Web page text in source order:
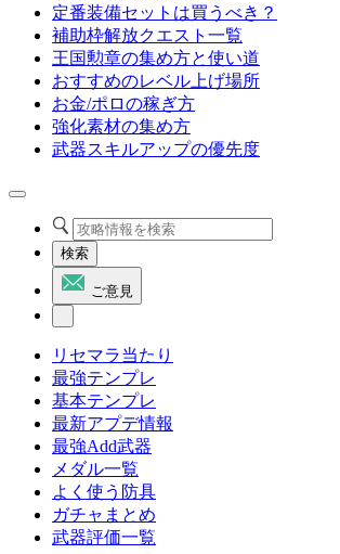
定番装備セットは買うべき？
補助枠解放クエスト一覧
王国勲章の集め方と使い道
おすすめのレベル上げ場所
お金/ポロの稼ぎ方
強化素材の集め方
武器スキルアップの優先度
検索
ご意見
リセマラ当たり
最強テンプレ
基本テンプレ
最新アプデ情報
最強Add武器
メダル一覧
よく使う防具
ガチャまとめ
武器評価一覧